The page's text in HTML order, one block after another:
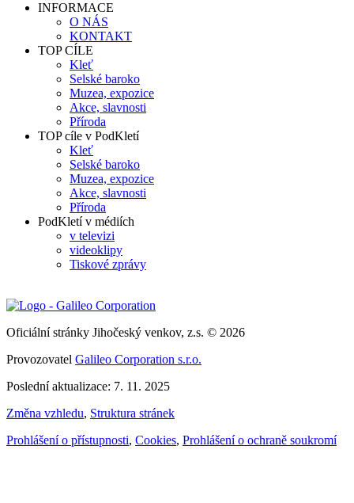
INFORMACE
O NÁS
KONTAKT
TOP CÍLE
Kleť
Selské baroko
Muzea, expozice
Akce, slavnosti
Příroda
TOP cíle v PodKletí
Kleť
Selské baroko
Muzea, expozice
Akce, slavnosti
Příroda
PodKletí v médiích
v televizi
videoklipy
Tiskové zprávy
Oficiální stránky Jihočeský venkov, z.s. © 2026
Provozovatel Galileo Corporation s.r.o.
Poslední aktualizace: 7. 11. 2025
Změna vzhledu, Struktura stránek
Prohlášení o přístupnosti, Cookies, Prohlášení o ochraně soukromí